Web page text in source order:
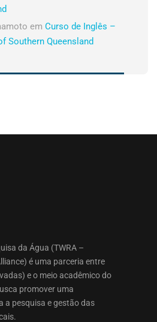
em Curso de Inglês –
Southern Queensland
da Água (TWRA –
é uma parceria entre
e o meio acadêmico do
promover uma
a pesquisa e gestão das